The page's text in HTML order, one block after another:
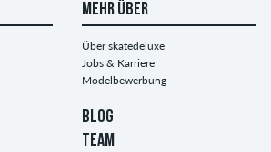
MEHR ÜBER
Über skatedeluxe
Jobs & Karriere
Modelbewerbung
BLOG
TEAM